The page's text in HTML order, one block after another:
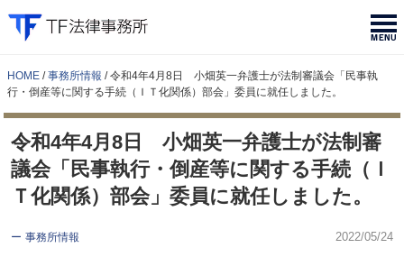
HOME 事務所情報
令和4年4月8日 小畑英一弁護士が法制審議会「民事執
行・倒産等に関する手続（ＩＴ化関係）部会」委員に就任しました。
令和4年4月8日 小畑英一弁護士が法制審
議会「民事執行・倒産等に関する手続（Ｉ
Ｔ化関係）部会」委員に就任しました。
事務所情報 2022/05/24